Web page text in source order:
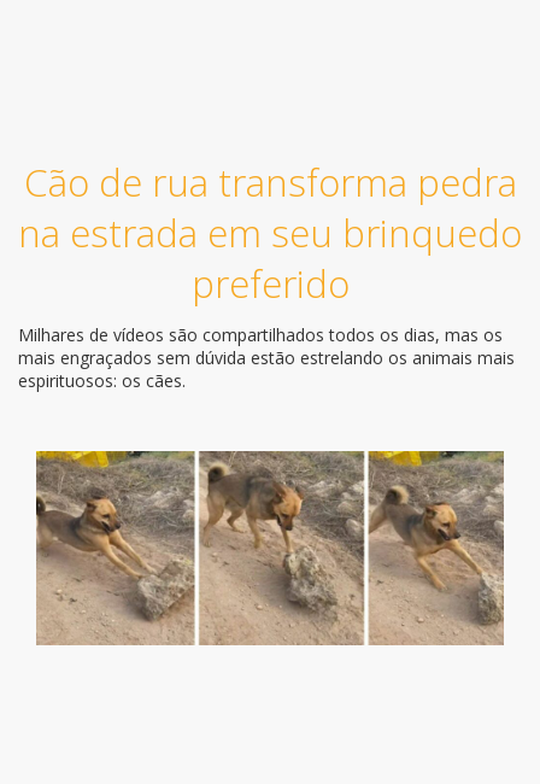
Cão de rua transforma pedra
na estrada em seu brinquedo
preferido
Milhares de vídeos são compartilhados todos os dias, mas os
mais engraçados sem dúvida estão estrelando os animais mais
espirituosos: os cães.